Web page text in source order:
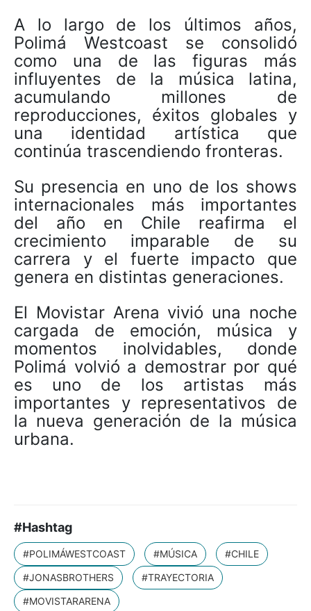
A lo largo de los últimos años,
Polimá Westcoast se consolidó
como una de las figuras más
influyentes de la música latina,
acumulando millones de
reproducciones, éxitos globales y
una identidad artística que
continúa trascendiendo fronteras.
Su presencia en uno de los shows
internacionales más importantes
del año en Chile reafirma el
crecimiento imparable de su
carrera y el fuerte impacto que
genera en distintas generaciones.
El Movistar Arena vivió una noche
cargada de emoción, música y
momentos inolvidables, donde
Polimá volvió a demostrar por qué
es uno de los artistas más
importantes y representativos de
la nueva generación de la música
urbana.
#Hashtag
#POLIMÁWESTCOAST #MÚSICA
#CHILE
#JONASBROTHERS
#TRAYECTORIA
#MOVISTARARENA